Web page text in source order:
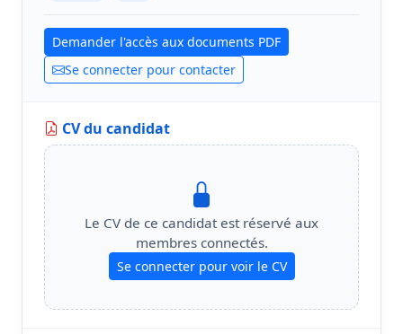
Demander l'accès aux documents PDF
Se connecter pour contacter
CV du candidat
Le CV de ce candidat est réservé aux
membres connectés.
Se connecter pour voir le CV